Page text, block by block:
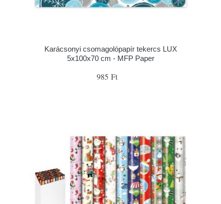
Karácsonyi csomagolópapír tekercs LUX
5x100x70 cm - MFP Paper
985 Ft